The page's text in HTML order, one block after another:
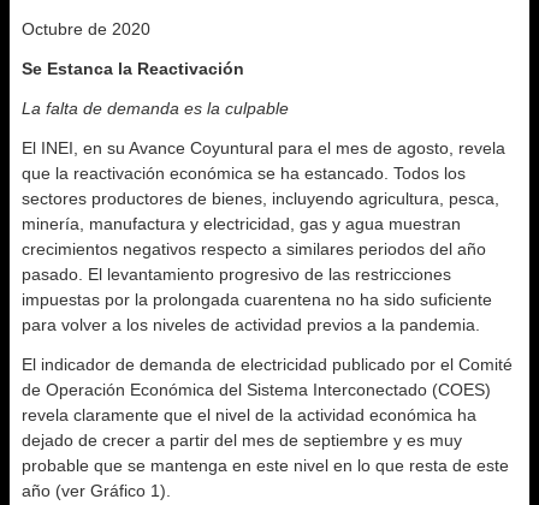
Octubre de 2020
Se Estanca la Reactivación
La falta de demanda es la culpable
El INEI, en su Avance Coyuntural para el mes de agosto, revela
que la reactivación económica se ha estancado. Todos los
sectores productores de bienes, incluyendo agricultura, pesca,
minería, manufactura y electricidad, gas y agua muestran
crecimientos negativos respecto a similares periodos del año
pasado. El levantamiento progresivo de las restricciones
impuestas por la prolongada cuarentena no ha sido suficiente
para volver a los niveles de actividad previos a la pandemia.
El indicador de demanda de electricidad publicado por el Comité
de Operación Económica del Sistema Interconectado (COES)
revela claramente que el nivel de la actividad económica ha
dejado de crecer a partir del mes de septiembre y es muy
probable que se mantenga en este nivel en lo que resta de este
año (ver Gráfico 1).